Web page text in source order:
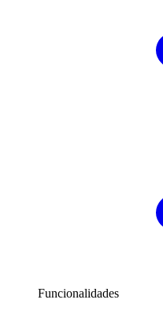
Funcionalidades